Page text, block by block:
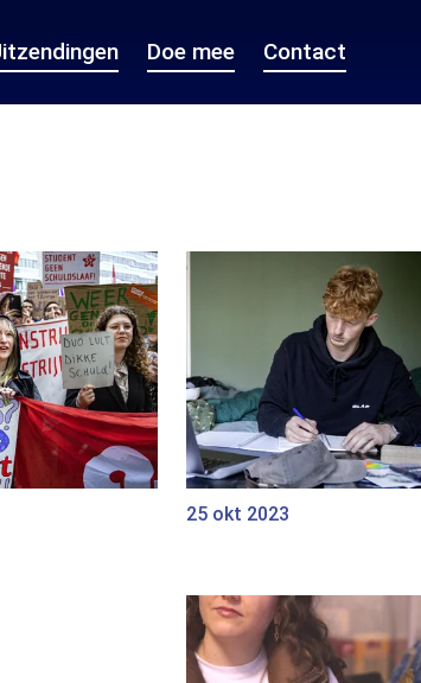
Doe mee Contact
25 okt 2023